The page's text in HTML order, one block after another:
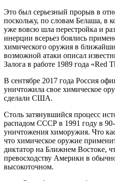
Это был серьезный прорыв в
поскольку, по словам Белаша, в
уже вовсю шла перестройка и
инерции всерьез боялись
химического оружия в
возможной атаки описал
Залога в работе 1989 года
В сентябре 2017 года Россия
уничтожила свое химическое
сделали США.
Столь затянувшийся процесс
распадом СССР в 1991 году в
уничтожения химоружия. Что
что химическое оружие
диктатор на Ближнем Востоке,
превосходству Америки в
высокоточном.